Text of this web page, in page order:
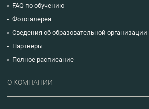
FAQ по обучению
Фотогалерея
Сведения об образовательной организации
Партнеры
Полное расписание
О КОМПАНИИ